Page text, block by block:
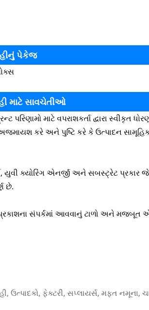
પેકેજ
માટે સાવચેતીઓ
માટે વપરાશકર્તા દ્વારા સ્વીકૃત
કરે અને પુષ્ટિ કરે કે ઉત્પાદન
યુવી ક્યોરિંગ એનર્જી અને સબસ્ટ્રેટ પ્રકાર
છે.
પ્રકાશના સંપર્કમાં આવવાનું ટાળો અને
ઉત્પાદકો, ફેક્ટરી, સપ્લાયર્સ, મફત નમૂના,